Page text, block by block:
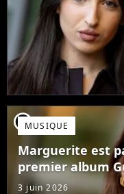
player2MUSIQUE
Marguerite est
premier album
3 juin 2026